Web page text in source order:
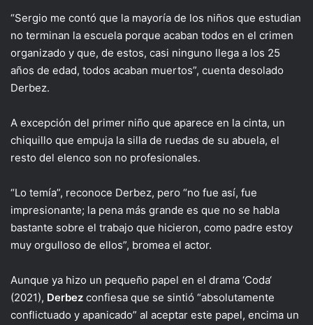
“Sergio me contó que la mayoría de los niños que estudian
no terminan la escuela porque acaban todos en el crimen
organizado y que, de estos, casi ninguno llega a los 25
años de edad, todos acaban muertos”, cuenta desolado
Derbez.
A excepción del primer niño que aparece en la cinta, un
chiquillo que empuja la silla de ruedas de su abuela, el
resto del elenco son no profesionales.
“Lo temía”, reconoce Derbez, pero “no fue así, fue
impresionante; la pena más grande es que no se habla
bastante sobre el trabajo que hicieron, como padre estoy
muy orgulloso de ellos”, bromea el actor.
Aunque ya hizo un pequeño papel en el drama ‘Coda‘
(2021), Derbez confiesa que se sintió “absolutamente
conflictuado y apanicado” al aceptar este papel, encima un